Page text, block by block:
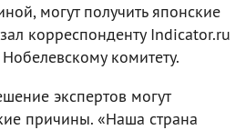
могут получить японские
корреспонденту Indicator.ru
комитету.
экспертов могут
причины. «Наша страна